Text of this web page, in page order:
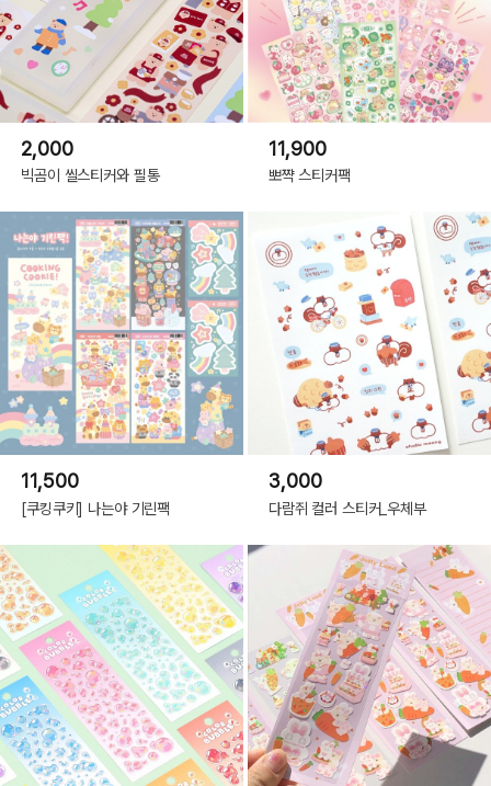
2,000
빅곰이 씰스티커와 필통
11,900
뽀쨕 스티커팩
11,500
[쿠킹쿠키] 나는야 기린팩
3,000
다람쥐 컬러 스티커_우체부